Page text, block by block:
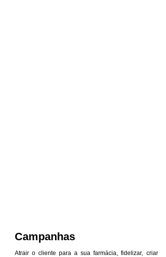
Campanhas
Atrair o cliente para a sua farmácia, fidelizar, criar